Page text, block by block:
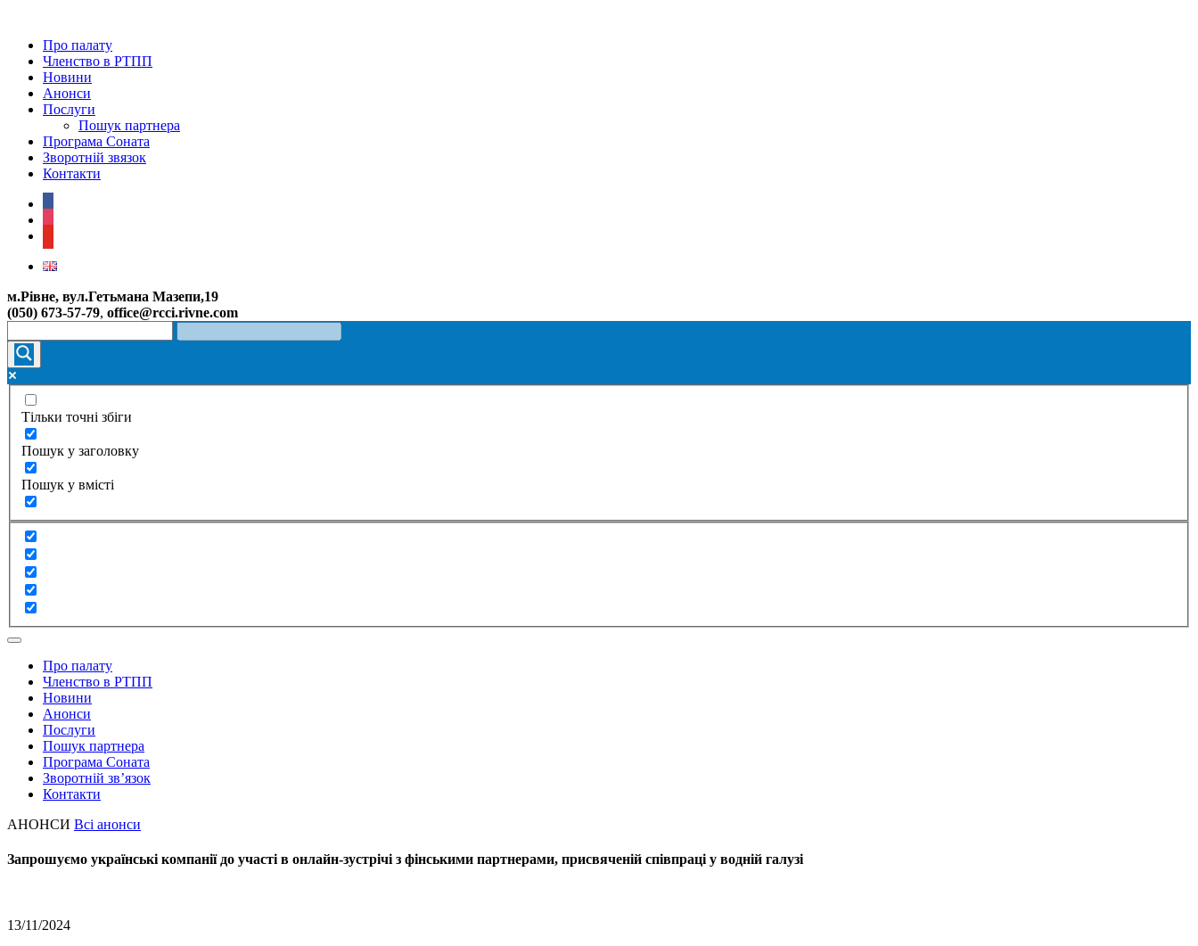
Про палату
Членство в РТПП
Новини
Анонси
Послуги
Пошук партнера
Програма Соната
Зворотній звязок
Контакти
м.Рівне, вул.Гетьмана Мазепи,19
(050) 673-57-79, office@rcci.rivne.com
Тільки точні збіги
Пошук у заголовку
Пошук у вмісті
Про палату
Членство в РТПП
Новини
Анонси
Послуги
Пошук партнера
Програма Соната
Зворотній зв’язок
Контакти
АНОНСИ Всі анонси
Запрошуємо українські компанії до участі в онлайн-зустрічі з фінськими партнерами, присвяченій співпраці у водній галузі
13/11/2024